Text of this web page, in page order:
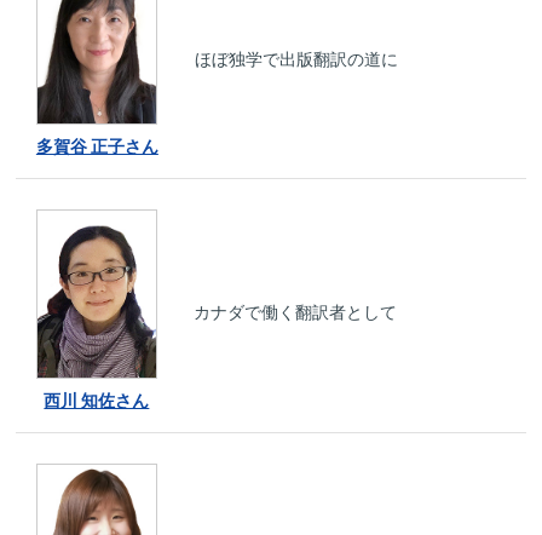
多賀谷 正子さん
ほぼ独学で出版翻訳の道に
西川 知佐さん
カナダで働く翻訳者として